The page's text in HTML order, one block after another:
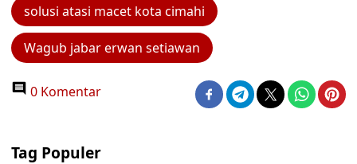
solusi atasi macet kota cimahi
Wagub jabar erwan setiawan
0 Komentar
Tag Populer